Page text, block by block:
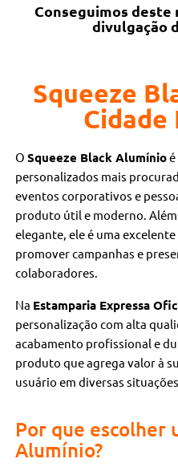
Conseguimos deste
divulgação
Squeeze
Cidade
OSqueeze Black Alumínio
personalizados mais
eventos corporativos e
produto útil e moderno.
elegante, ele é uma
promover campanhas e
colaboradores.
Na Estamparia Expressa
personalização com alta
acabamento profissional e
produto que agrega valor à
usuário em diversas
Por que escolher
Alumínio?